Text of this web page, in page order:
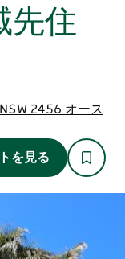
先住
2456 オース
を見る